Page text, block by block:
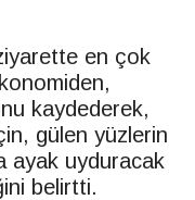
en çok
kaydederek,
gülen yüzlerin
ayak uyduracak
belirtti.